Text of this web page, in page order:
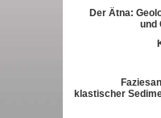
Der Ätna:
und
klastischer